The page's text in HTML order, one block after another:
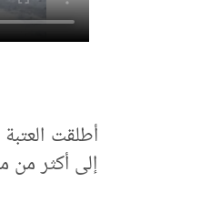
أطلقت
إلى أكثر من